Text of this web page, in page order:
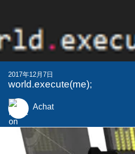
2017年12月7日
world.execute(me);
Achat